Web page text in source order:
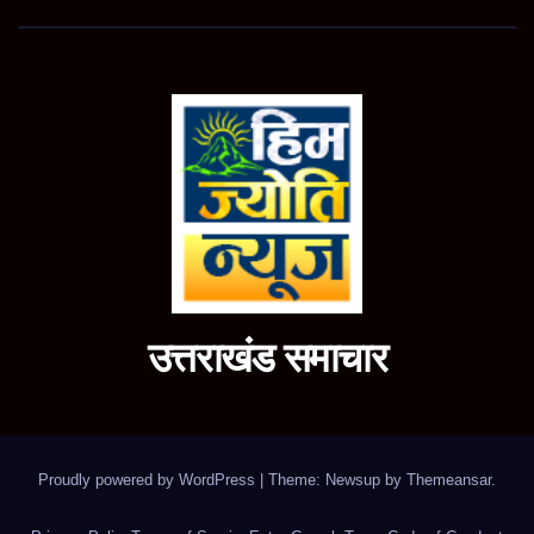
उत्तराखंड समाचार
Proudly powered by WordPress Theme: Newsup by Themeansar.